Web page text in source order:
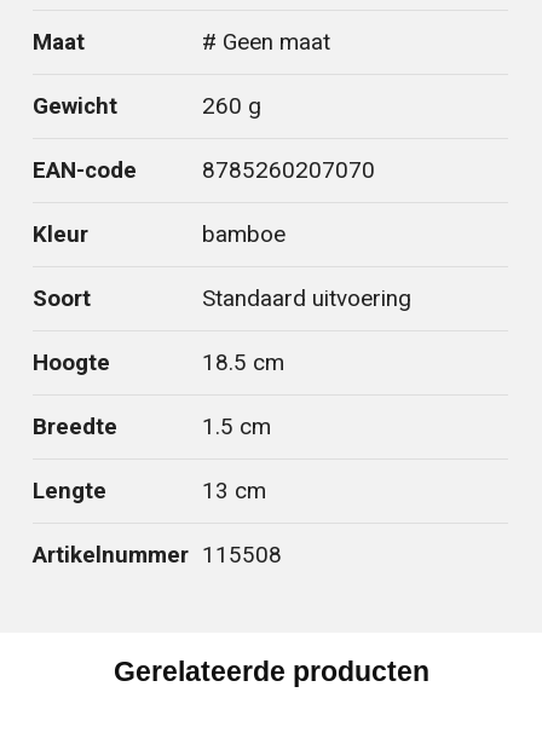
Maat # Geen maat
Gewicht 260 g
EAN-code 8785260207070
Kleur bamboe
Soort Standaard uitvoering
Hoogte 18.5 cm
Breedte 1.5 cm
Lengte 13 cm
Artikelnummer 115508
Gerelateerde producten